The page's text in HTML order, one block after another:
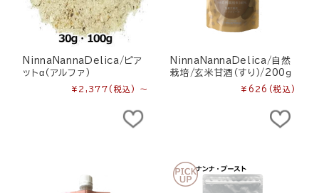
NinnaNannaDelica/ピア
ットα（アルファ）
¥2,377 (税込) ～
NinnaNannaDelica/自然
栽培/玄米甘酒（すり）/200ｇ
¥626 (税込)